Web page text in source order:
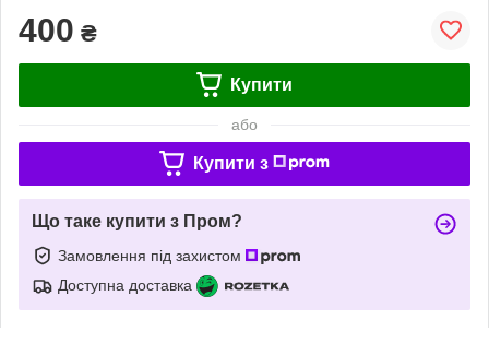
400 ₴
Купити
або
Купити з
Що таке купити з Пром?
Замовлення під захистом
Доступна доставка